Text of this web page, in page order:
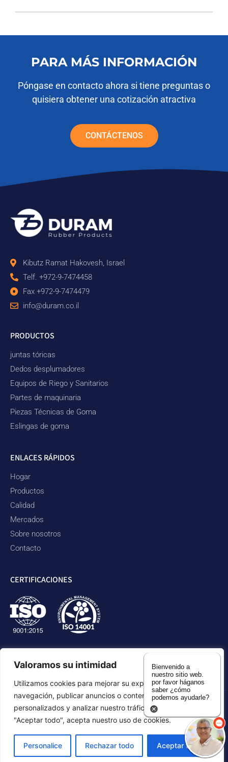
Valoramos su intimidad
Utilizamos cookies para mejorar su experiencia de
navegación, publicar anuncios o contenidos
personalizados y analizar nuestro tráfico. Al hacer clic en
"Aceptar todo", acepta nuestro uso de cookies.
Personalice Rechazar todo Aceptar todo
PARA MÁS INFORMACIÓN
Póngase en contacto ahora si tiene preguntas o
quisiera obtener una cotización atractiva
CONTÁCTENOS
Kibutz Ramat Hakovesh, Israel
Telf. +972-9-7474458
Fax +972-9-7474479
info@duram.co.il
PRODUCTOS
juntas tóricas
Dedos desplumadores
Equipos de Riego y Sanitarios
Partes de maquinaria
Piezas Técnicas de Goma
Eslingas de goma
ENLACES RÁPIDOS
Hogar
Productos
Calidad
Mercados
Sobre nosotros
Contacto
CERTIFICACIONES
©2026 Duram Rubber Products. Todos los derechos reservados.
política de privacidad Declaración de accesibilidad
Mapa del sitio
Bienvenido a
nuestro sitio web.
por favor háganos
saber ¿cómo
podemos ayudarle?